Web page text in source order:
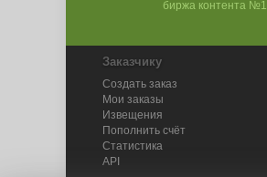
биржа контента №1
Заказчику
Создать заказ
Мои заказы
Извещения
Пополнить счёт
Статистика
API